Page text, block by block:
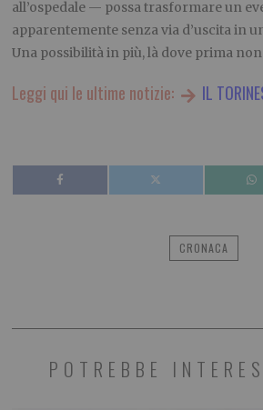
all’ospedale — possa trasformare un
apparentemente senza via d’uscita in
Una possibilità in più, là dove prima non
Leggi qui le ultime notizie: IL
CRONACA
POTREBBE